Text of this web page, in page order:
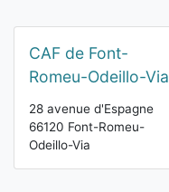
CAF de Font-
Romeu-Odeillo-Via
28 avenue d'Espagne
66120 Font-Romeu-
Odeillo-Via